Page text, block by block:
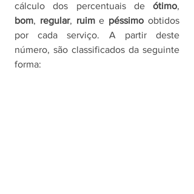
cálculo dos percentuais de ótimo
bom, regular, ruim e péssimo obtidos
por cada serviço. A partir deste
número, são classificados da seguinte
forma: